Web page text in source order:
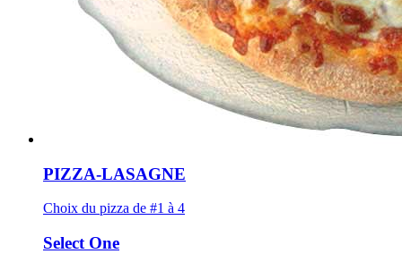
PIZZA-LASAGNE
Choix du pizza de #1 à 4
Select One